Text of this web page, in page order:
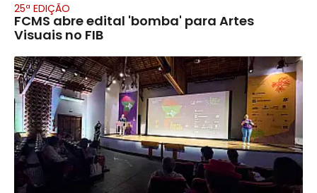
25ª EDIÇÃO
FCMS abre edital 'bomba' para Artes
Visuais no FIB